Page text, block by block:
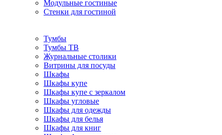
Модульные гостиные
Стенки для гостиной
Тумбы
Тумбы ТВ
Журнальные столики
Витрины для посуды
Шкафы
Шкафы купе
Шкафы купе с зеркалом
Шкафы угловые
Шкафы для одежды
Шкафы для белья
Шкафы для книг